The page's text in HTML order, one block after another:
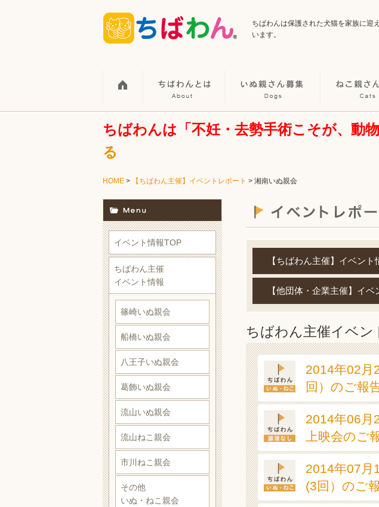
ちばわんは保護された犬猫を家族に迎
います。
ちばわんは「不妊・去勢手術こそが、動
る
HOME > 【ちばわん主催】イベントレポート > 湘南いぬ親会
【ちばわん主催】イベント
【他団体・企業主催】イベ
ちばわん主催イベ
2014年02月
回）のご報
2014年06月
上映会のご
2014年07月
(3回）のご
イベント情報TOP
ちばわん主催
イベント情報
篠崎いぬ親会
船橋いぬ親会
八王子いぬ親会
葛飾いぬ親会
流山いぬ親会
流山ねこ親会
市川ねこ親会
その他
いぬ・ねこ親会